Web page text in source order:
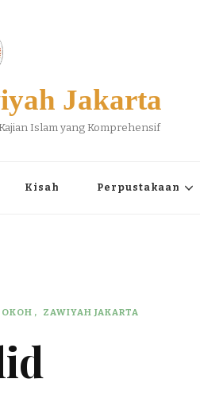
Jakarta
Islam yang Komprehensif
Kisah Perpustakaan
ZAWIYAH JAKARTA